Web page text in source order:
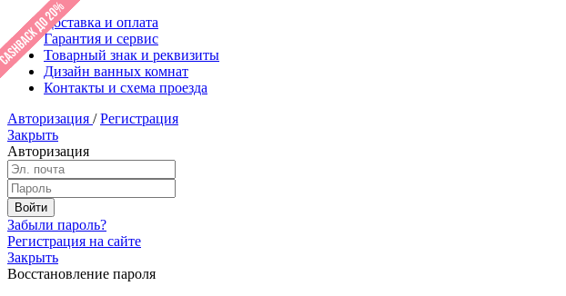
Доставка и оплата
Гарантия и сервис
Товарный знак и реквизиты
Дизайн ванных комнат
Контакты и схема проезда
Авторизация / Регистрация
Закрыть
Авторизация
Забыли пароль?
Регистрация на сайте
Закрыть
Восстановление пароля